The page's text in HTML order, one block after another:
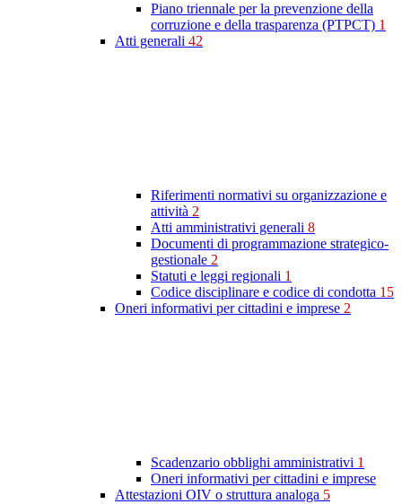
Piano triennale per la prevenzione della
corruzione e della trasparenza (PTPCT) 1
Atti generali 42
Riferimenti normativi su organizzazione e
attività 2
Atti amministrativi generali 8
Documenti di programmazione strategico-
gestionale 2
Statuti e leggi regionali 1
Codice disciplinare e codice di condotta 15
Oneri informativi per cittadini e imprese 2
Scadenzario obblighi amministrativi 1
Oneri informativi per cittadini e imprese
Attestazioni OIV o struttura analoga 5